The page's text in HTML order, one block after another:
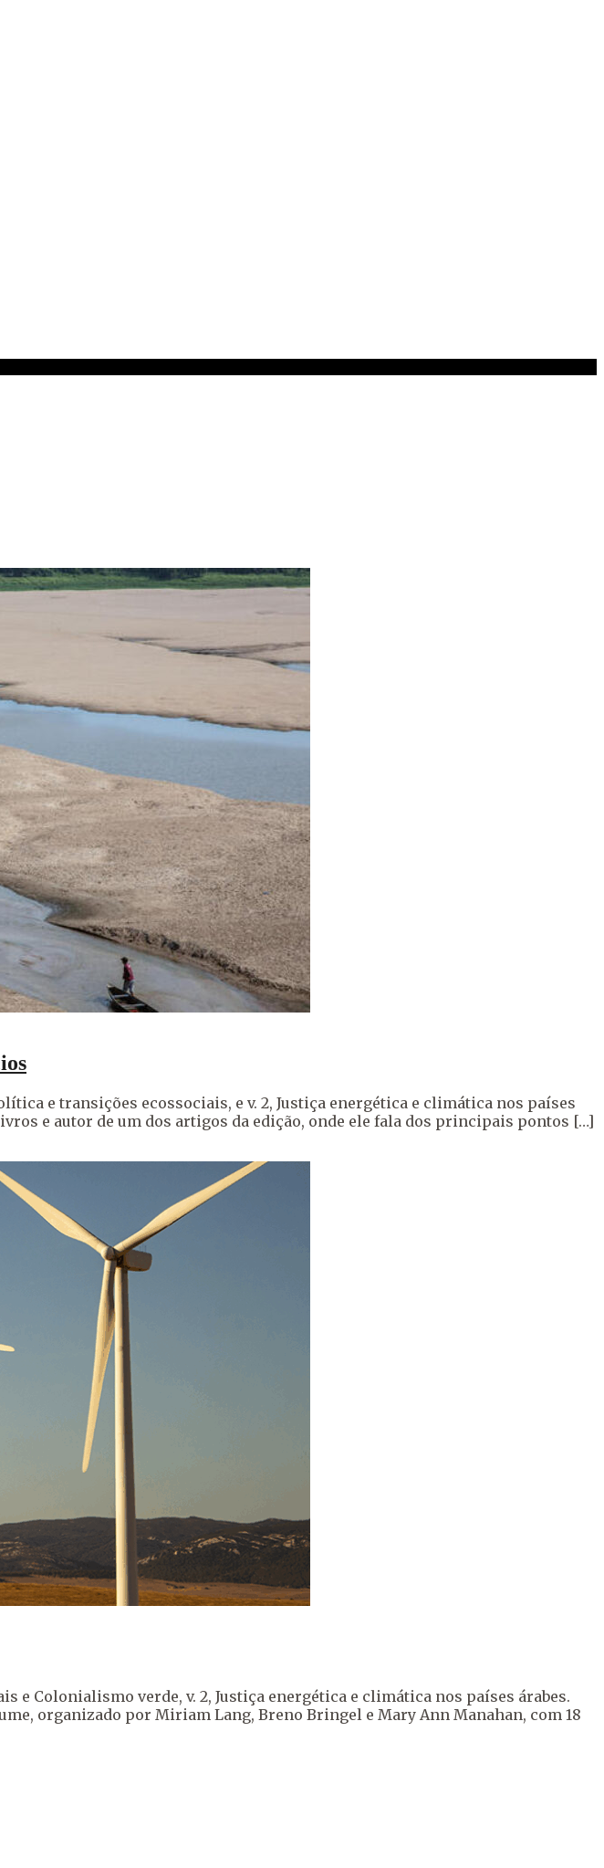
e transições ecossociais, e v. 2, Justiça energética e climática nos países
e autor de um dos artigos da edição, onde ele fala dos principais pontos […]
e Colonialismo verde, v. 2, Justiça energética e climática nos países árabes.
organizado por Miriam Lang, Breno Bringel e Mary Ann Manahan, com 18